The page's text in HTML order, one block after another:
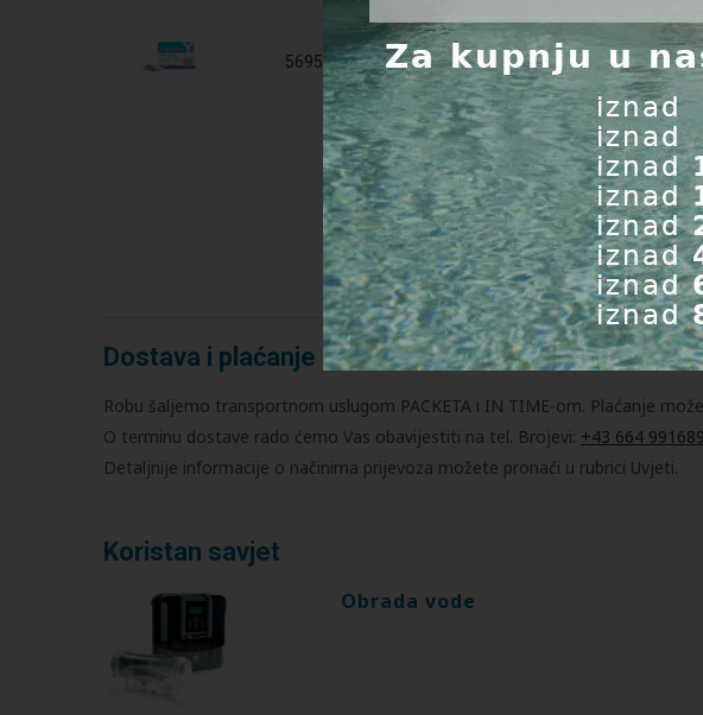
5695003
BAYROL Superflock Plus 1
za učinkovito sprječavanje i
zamućenja vode
Dostava i plaćanje
Robu šaljemo transportnom uslugom PACKETA i IN TIME-om. Plaćanje
O terminu dostave rado ćemo Vas obavijestiti na tel. Brojevi: +43 664
Detaljnije informacije o načinima prijevoza možete pronaći u rubrici Uvjeti.
Koristan savjet
Obrada vode